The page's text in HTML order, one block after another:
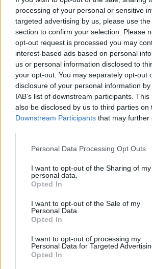
processing of your personal or sensitive
targeted advertising by us, please use
section to confirm your selection. Please
opt-out request is processed you may
interest-based ads based on personal
us or personal information disclosed to
your opt-out. You may separately opt-out
disclosure of your personal information
IAB’s list of downstream participants.
also be disclosed by us to third parties on
Downstream Participants that may further
Please note that this website/app uses
not limited to your visit or usage
grant or deny consent to Google and its
use your data for below specified
consent section.
Personal Data Processing Opt Outs
I want to opt-out of the Sharing of my
personal data.
Opted In
I want to opt-out of the Sale of my
Personal Data.
Opted In
I want to opt-out of processing my
Personal Data for Targeted
Opted In
LUKÁCS DÁNIEL: HENDE CSABA
AZT A DOKUMENTUMOT, AMI
FILLÉRT SEM TESZ EL A HÁZA
UTÁN
2022. március. 24. 14:25
A Vas megyei Momentum elnöke
feljelentést tesznek a fideszes képviselő
NÉMETH ÁKOS IS AZT
CSABÁTÓL, HOGY HOZZA
HÁZA KIADÁSÁNAK
2022. március. 21. 20:21
A napfény a legjobb fertőtlenítő - vallja az
DAGAD A FIDESZES HENDE
FELJELENTGETÉS ÉRKEZIK A
POLITIKUSTÓL
Szuhai Viktor, a DK önkormányzati
Hendének, hogy mutassa be az eddig
vagy jelentse fel őt is.
HORVÁTH ATTILA: HENDE
HELYETT INKÁBB SZERZŐDÉST